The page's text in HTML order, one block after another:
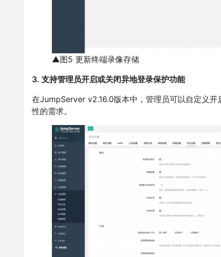
▲图5 更新终端录像存储
3. 支持管理员开启或关闭异地登录保护功能
在JumpServer v2.16.0版本中，管理员可以自定义
性的需求。